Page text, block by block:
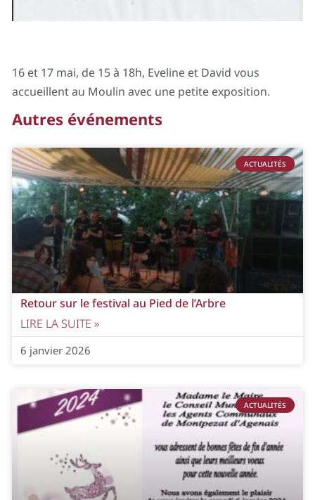
16 et 17 mai, de 15 à 18h, Eveline et David vous
accueillent au Moulin avec une petite exposition.
Autres événements
ACTUALITÉS
Retour sur le festival au Pied de l’Arbre
LIRE LA SUITE »
6 janvier 2026
ACTUALITÉS